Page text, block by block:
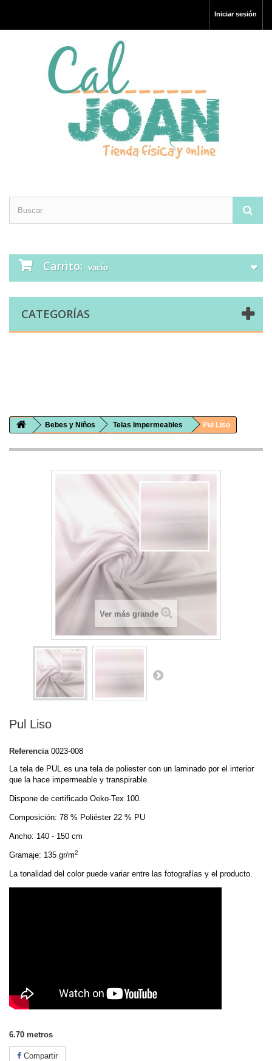
Iniciar sesión
Carrito: vacío
CATEGORÍAS
Bebes y Niños Telas Impermeables Pul Liso
Ver más grande
Pul Liso
Referencia 0023-008
La tela de PUL es una tela de poliester con un laminado por el interior
que la hace impermeable y transpirable.
Dispone de certificado Oeko-Tex 100.
Composición: 78 % Poliéster 22 % PU
Ancho: 140 - 150 cm
Gramaje: 135 gr/m2
La tonalidad del color puede variar entre las fotografías y el producto.
6.70 metros
Compartir